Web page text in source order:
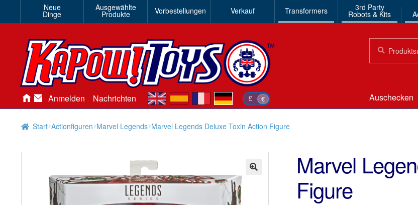
Neue
Dinge
Ausgewählte
Produkte Vorbestellungen Verkauf Transformers 3rd Party
Robots & Kits
nach:
Anmelden Nachrichten £ €
en es de Auschecken
Start Actionfiguren Marvel Legends Marvel Legends Deluxe Toxin Action Figure
Marvel
Figure